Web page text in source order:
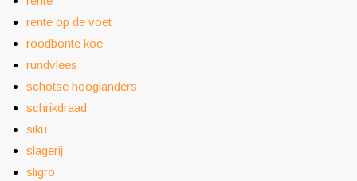
rente op de voet
roodbonte koe
rundvlees
schotse hooglanders
schrikdraad
siku
slagerij
sligro